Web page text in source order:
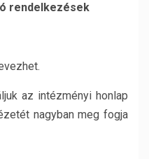
rendelkezések
az intézményi honlap
nagyban meg fogja